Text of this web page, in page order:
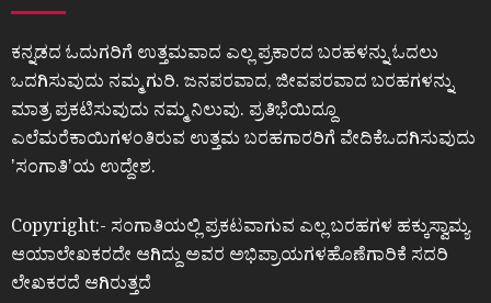
ಕನ್ನಡದ ಓದುಗರಿಗೆ ಉತ್ತಮವಾದ ಎಲ್ಲ ಪ್ರಕಾರದ ಬರಹಳನ್ನು ಓದಲು
ಒದಗಿಸುವುದು ನಮ್ಮ ಗುರಿ. ಜನಪರವಾದ, ಜೀವಪರವಾದ ಬರಹಗಳನ್ನು
ಮಾತ್ರ ಪ್ರಕಟಿಸುವುದು ನಮ್ಮ ನಿಲುವು. ಪ್ರತಿಭೆಯಿದ್ದೂ
ಎಲೆಮರೆಕಾಯಿಗಳಂತಿರುವ ಉತ್ತಮ ಬರಹಗಾರರಿಗೆ ವೇದಿಕೆಒದಗಿಸುವುದು
ʼಸಂಗಾತಿʼಯ ಉದ್ದೇಶ.
Copyright:- ಸಂಗಾತಿಯಲ್ಲಿ ಪ್ರಕಟವಾಗುವ ಎಲ್ಲ ಬರಹಗಳ ಹಕ್ಕುಸ್ವಾಮ್ಯ
ಆಯಾಲೇಖಕರದೇ ಆಗಿದ್ದು ಅವರ ಅಭಿಪ್ರಾಯಗಳಹೊಣೆಗಾರಿಕೆ ಸದರಿ
ಲೇಖಕರದೆ ಆಗಿರುತ್ತದೆ